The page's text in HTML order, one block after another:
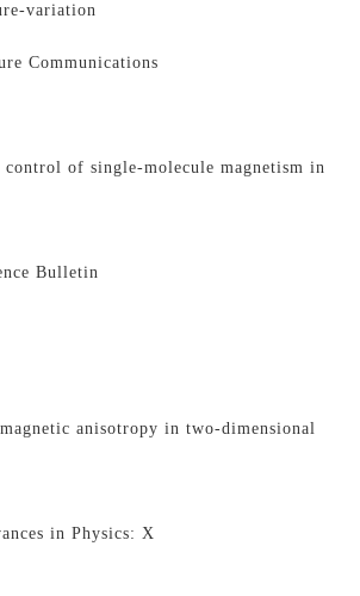
variation
Communications
of single-molecule magnetism in
Bulletin
anisotropy in two-dimensional
in Physics: X